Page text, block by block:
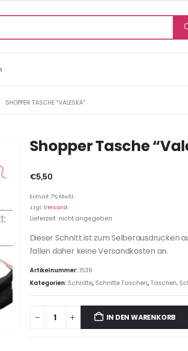
SHOPPER TASCHE “VALESKA”
Shopper Tasche
€5,50
Enthält 7% MwSt.
zzgl.Versand
Lieferzeit: nicht angegeben
Dieser Schnitt ist zum Selberausdrucken
fallen daher keine Versandkosten an.
Artikelnummer:1539
Kategorien: Schnitte, Schnitte Taschen,Taschen,
IN DEN WARENKORB